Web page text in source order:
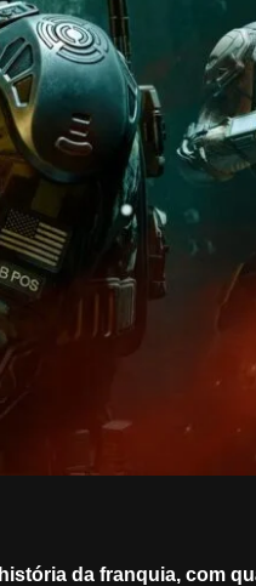
da franquia, com